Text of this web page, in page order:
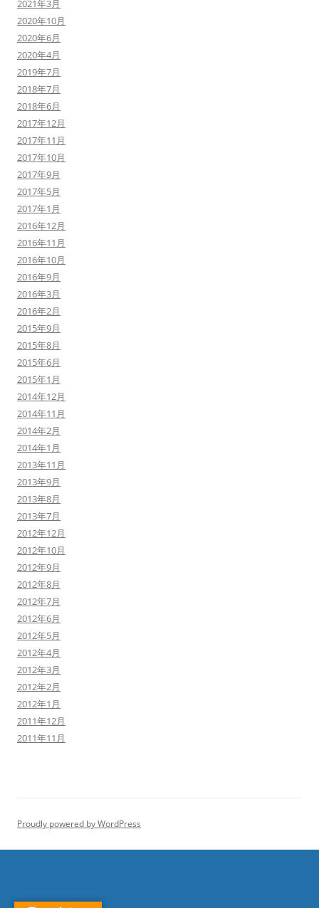
2021年3月
2020年10月
2020年6月
2020年4月
2019年7月
2018年7月
2018年6月
2017年12月
2017年11月
2017年10月
2017年9月
2017年5月
2017年1月
2016年12月
2016年11月
2016年10月
2016年9月
2016年3月
2016年2月
2015年9月
2015年8月
2015年6月
2015年1月
2014年12月
2014年11月
2014年2月
2014年1月
2013年11月
2013年9月
2013年8月
2013年7月
2012年12月
2012年10月
2012年9月
2012年8月
2012年7月
2012年6月
2012年5月
2012年4月
2012年3月
2012年2月
2012年1月
2011年12月
2011年11月
Proudly powered by WordPress